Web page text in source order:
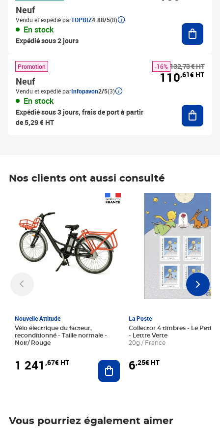
Neuf
Vendu et expédié parTOPBIZ4.88/5(8)
En stock
Expédié sous 2 jours
Promotion
Neuf
Vendu et expédié parInfopavon2/5(3)
En stock
Expédié sous 3 jours, frais de port à partir
de 5,29 € HT
132,73 € HT
-16%
110,61€ HT
Nos clients ont aussi consulté
Nouvelle Attitude
Vélo électrique du facteur,
reconditionné - Taille normale -
Noir/ Rouge
1 241 ,67€ HT Ajouter au panier
La Poste
Collector 4 timbres - Le Petit
- Lettre Verte
20g / France
6,25€ HT
Prix 6,25€ HT
Vous pourriez également aimer